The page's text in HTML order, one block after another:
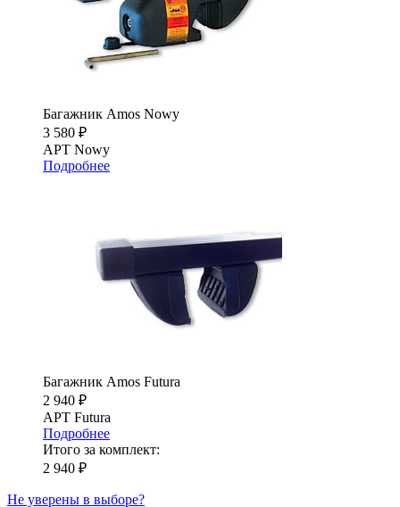
Багажник Amos Nowy
3 580 ₽
АРТ Nowy
Подробнее
Багажник Amos Futura
2 940 ₽
АРТ Futura
Подробнее
Итого за комплект:
2 940 ₽
Не уверены в выборе?